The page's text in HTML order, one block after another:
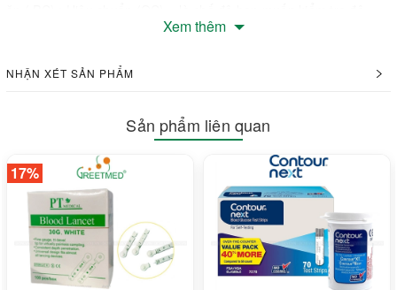
chính xác của máy qua dung dịch kiểm chuẩn.
- Thời gian đo nhanh (05 giây), lượng máu ít
- Bộ nhớ lưu giữ 450 kết quả. Tự động tính giá trị trung bình sau
7, 14, 21, 28, 60, 90 ngày
- Bảo hành trọn đời.
- Xuất xứ: Đức - Đài Loan liên doanh.
Thông tin kỹ thuật
Tên Tiếng Anh Blood Glucose Monitoring System
Xem thêm
NHẬN XÉT SẢN PHẨM
Sản phẩm liên quan
17%